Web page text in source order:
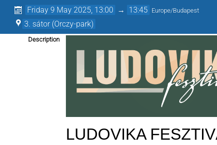
Friday 9 May 2025, 13:00 → 13:45 Europe/Budapest
3. sátor (Orczy-park)
Description
LUDOVIKA